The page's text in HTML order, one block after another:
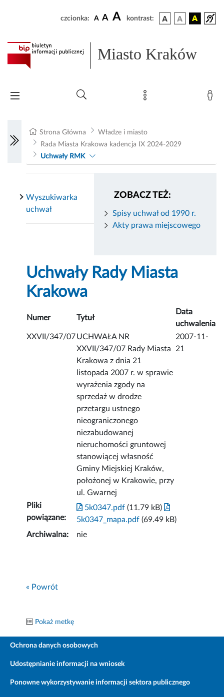
czcionka: A A A kontrast:
Miasto Kraków
Strona Główna
Władze i miasto
Rada Miasta Krakowa kadencja IX 2024-2029
Uchwały RMK
ZOBACZ TEŻ:
Spisy uchwał od 1990 r.
Akty prawa miejscowego
Wyszukiwarka
uchwał
Uchwały Rady Miasta
Krakowa
Numer Tytuł
Data
uchwalenia
XXVII/347/07UCHWAŁA NR
XXVII/347/07 Rady Miasta
Krakowa z dnia 21
listopada 2007 r. w sprawie
wyrażenia zgody na
sprzedaż w drodze
przetargu ustnego
nieograniczonego
niezabudowanej
nieruchomości gruntowej
stanowiącej własność
Gminy Miejskiej Kraków,
położonej w Krakowie, przy
ul. Gwarnej
2007-11-
21
Pliki
powiązane:
5k0347.pdf (11.79 kB)
5k0347_mapa.pdf (69.49 kB)
Archiwalna:
nie
« Powrót
Pokaż metkę
Ochrona danych osobowych
Udostępnianie informacji na wniosek
Ponowne wykorzystywanie informacji sektora publicznego